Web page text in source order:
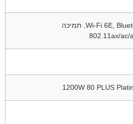
Wi-Fi 6E, Bluetooth 5.3, תמיכה
1200W 80 PLUS